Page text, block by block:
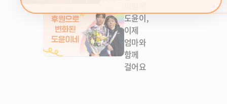
도윤이,
이제
엄마와
함께
걸어요